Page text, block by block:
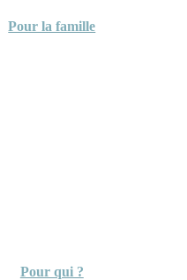
Pour la famille
Pour qui ?